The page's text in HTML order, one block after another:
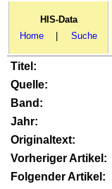
HIS-Data
Home
Suche
Titel:
Quelle:
Band:
Jahr:
Originaltext:
Vorheriger Artikel:
Folgender Artikel: